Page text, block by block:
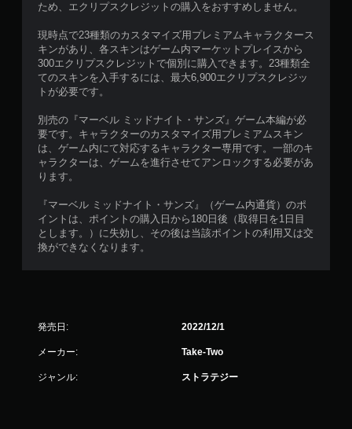
ため、エクリプスクレジットの購入をおすすめしません。
現時点で23種類のカスタマイズ用プレミアムキャラクタース
キンがあり、各スキンはゲーム内マーケットプレイスから
300エクリプスクレジットで個別に購入できます。23種類全
てのスキンを入手するには、最大6,900エクリプスクレジッ
トが必要です。
別売の『マーベル ミッドナイト・サンズ』ゲーム本編が必
要です。キャラクターのカスタマイズ用プレミアムスキン
は、ゲーム内にて対応するキャラクター専用です。一部のキ
ャラクターは、ゲームを進行させてアンロックする必要があ
ります。
『マーベル ミッドナイト・サンズ』（ゲーム内通貨）のポ
イントは、ポイントの購入日から180日後（取得日を1日目
とします。）に失効し、その後は当該ポイントの利用又は交
換ができなくなります。
発売日: 2022/12/1
メーカー: Take-Two
ジャンル: ストラテジー